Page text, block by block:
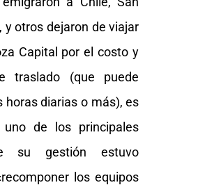
y otros dejaron de viajar
Capital por el costo y
traslado (que puede
horas diarias o más), es
de los principales
su gestión estuvo
los equipos